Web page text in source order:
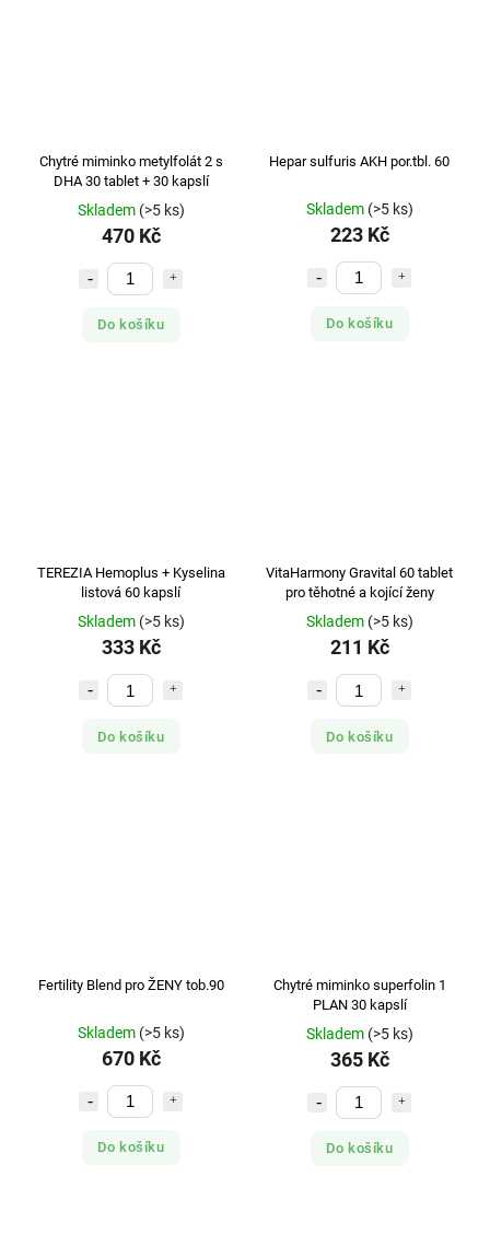
Chytré miminko metylfolát 2 s
DHA 30 tablet + 30 kapslí
Skladem (>5 ks)
470 Kč
Do košíku
Hepar sulfuris AKH por.tbl. 60
Skladem (>5 ks)
223 Kč
Do košíku
TEREZIA Hemoplus + Kyselina
listová 60 kapslí
Skladem (>5 ks)
333 Kč
Do košíku
VitaHarmony Gravital 60 tablet
pro těhotné a kojící ženy
Skladem (>5 ks)
211 Kč
Do košíku
Fertility Blend pro ŽENY tob.90
Skladem (>5 ks)
670 Kč
Do košíku
Chytré miminko superfolin 1
PLAN 30 kapslí
Skladem (>5 ks)
365 Kč
Do košíku